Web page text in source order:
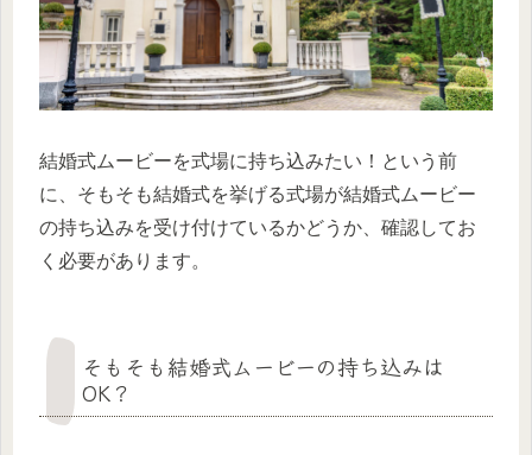
結婚式ムービーを式場に持ち込みたい！という前
に、そもそも結婚式を挙げる式場が結婚式ムービー
の持ち込みを受け付けているかどうか、確認してお
く必要があります。
そもそも結婚式ムービーの持ち込みは
OK？